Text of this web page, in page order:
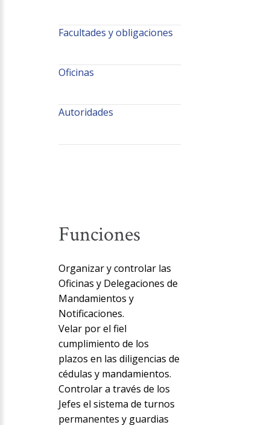
Facultades y obligaciones
Oficinas
Autoridades
Funciones
Organizar y controlar las
Oficinas y Delegaciones de
Mandamientos y
Notificaciones.
Velar por el fiel
cumplimiento de los
plazos en las diligencias de
cédulas y mandamientos.
Controlar a través de los
Jefes el sistema de turnos
permanentes y guardias